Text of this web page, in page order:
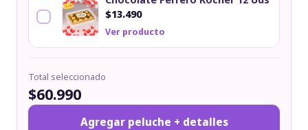
$13.490
Ver producto
Total seleccionado
$60.990
Agregar peluche + detalles